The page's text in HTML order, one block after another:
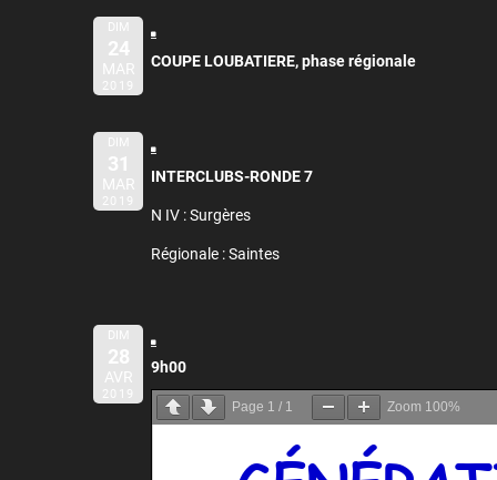
DIM
24
MAR
2019
COUPE LOUBATIERE, phase régionale
DIM
31
MAR
2019
INTERCLUBS-RONDE 7
N IV : Surgères
Régionale : Saintes
DIM
28
AVR
2019
9h00
Page 1 / 1 Zoom 100%